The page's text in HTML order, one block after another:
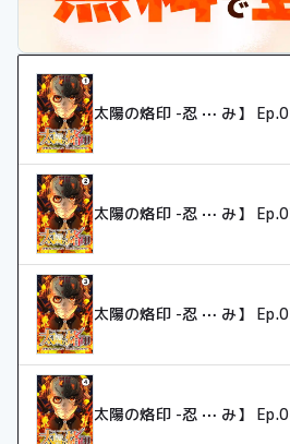
見参ッ！！
太陽の烙印 -忍 ⋯ み】
太陽の烙印 -忍 ⋯ み】
太陽の烙印 -忍 ⋯ み】
太陽の烙印 -忍 ⋯ み】